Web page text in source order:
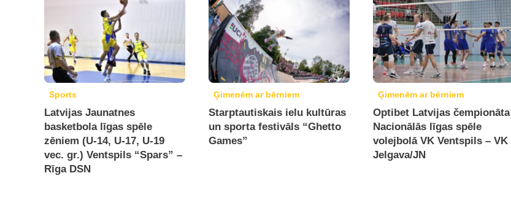
Sports
Latvijas Jaunatnes
basketbola līgas spēle
zēniem (U-14, U-17, U-19
vec. gr.) Ventspils “Spars” –
Rīga DSN
Ģimenēm ar bērniem
Starptautiskais ielu kultūras
un sporta festivāls “Ghetto
Games”
Ģimenēm ar bērniem
Optibet Latvijas čempionāta
Nacionālās līgas spēle
volejbolā VK Ventspils – VK
Jelgava/JN